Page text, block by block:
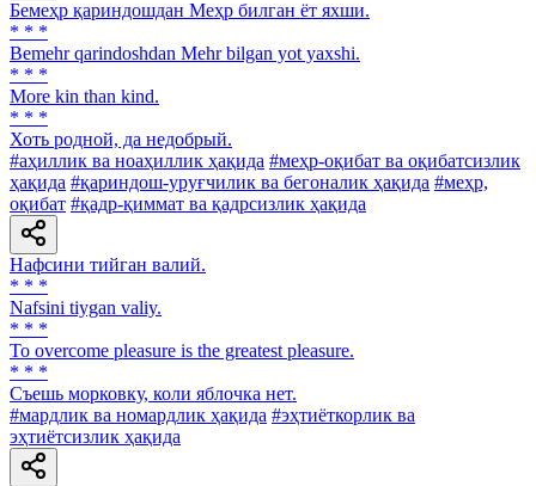
Бемеҳр қариндошдан Меҳр билган ёт яхши.
* * *
Bemehr qarindoshdan Mehr bilgan yot yaxshi.
* * *
More kin than kind.
* * *
Хоть родной, да недобрый.
#аҳиллик ва ноаҳиллик ҳақида #меҳр-оқибат ва оқибатсизлик
ҳақида #қариндош-уруғчилик ва бегоналик ҳақида #меҳр,
оқибат #қадр-қиммат ва қадрсизлик ҳақида
Нафсини тийган валий.
* * *
Nafsini tiygan valiy.
* * *
То overcome pleasure is the greatest pleasure.
* * *
Съешь морковку, коли яблочка нет.
#мардлик ва номардлик ҳақида #эҳтиёткорлик ва
эҳтиётсизлик ҳақида